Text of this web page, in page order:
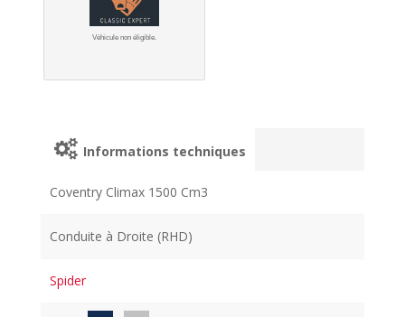
Véhicule non éligible.
Informations techniques
Coventry Climax 1500 Cm3
Conduite à Droite (RHD)
Spider